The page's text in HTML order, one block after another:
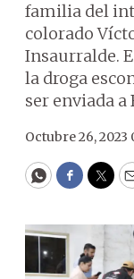
familia del
colorado
Insaurralde.
la droga
ser enviada a
Octubre 26, 2023
WhatsApp